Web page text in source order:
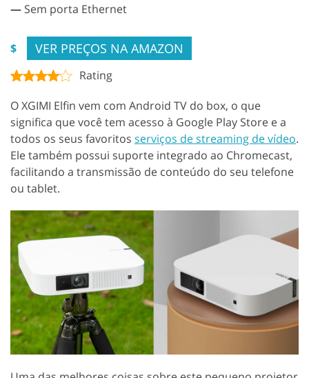
— Sem porta Ethernet
$ VER PREÇOS NA AMAZON
Rating
O XGIMI Elfin vem com Android TV do box, o que
significa que você tem acesso à Google Play Store e a
todos os seus favoritos serviços de streaming de vídeo.
Ele também possui suporte integrado ao Chromecast,
facilitando a transmissão de conteúdo do seu telefone
ou tablet.